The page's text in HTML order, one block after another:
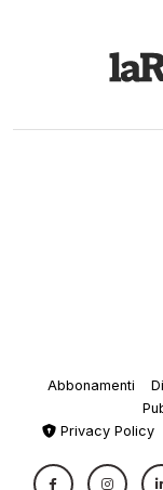
Abbonamenti
Privacy Policy